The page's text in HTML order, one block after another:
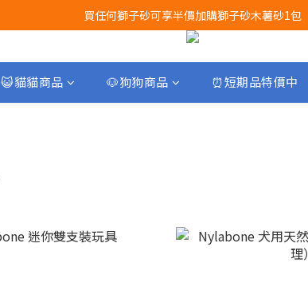
Airbuggy 全線現貨8折！立即點擊火速搶購
買任何獅子砂可享半價加購獅子砂木薯砂1包
Airbuggy 全線現貨8折！立即點擊火速搶購
😺貓貓商品 🐶狗狗商品 ⏰短期品特價中